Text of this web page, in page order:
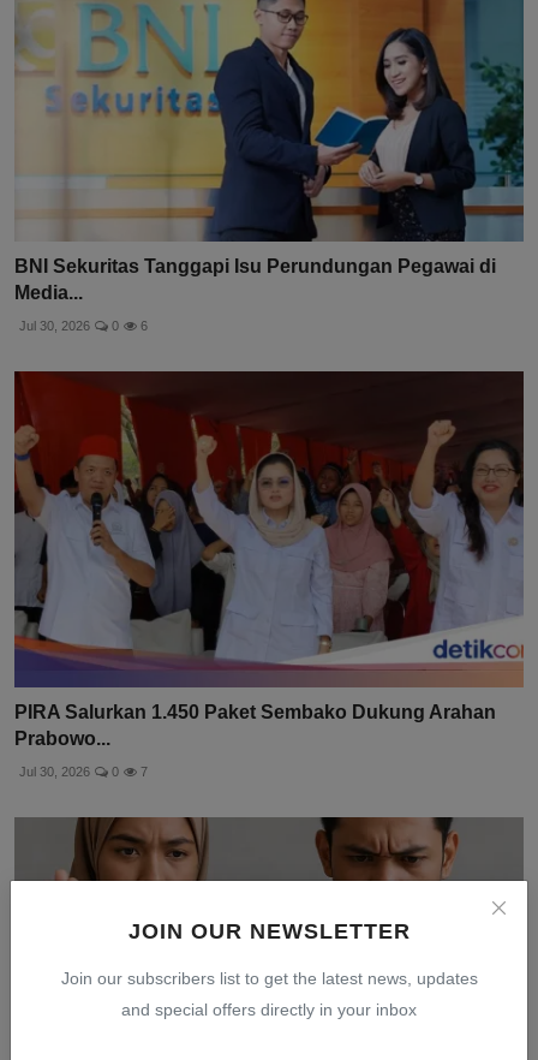
JOIN OUR NEWSLETTER
Join our subscribers list to get the latest news, updates
and special offers directly in your inbox
BNI Sekuritas Tanggapi Isu Perundungan Pegawai di
Media...
Jul 30, 2026 0 6
PIRA Salurkan 1.450 Paket Sembako Dukung Arahan
Prabowo...
Jul 30, 2026 0 7